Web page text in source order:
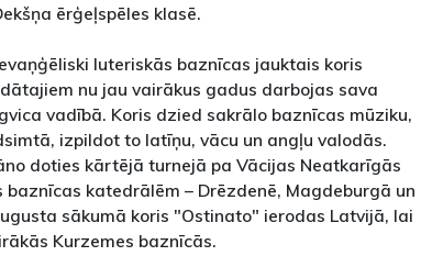
ērģeļspēles klasē.
luteriskās baznīcas jauktais koris
nu jau vairākus gadus darbojas sava
vadībā. Koris dzied sakrālo baznīcas mūziku,
izpildot to latīņu, vācu un angļu valodās.
doties kārtējā turnejā pa Vācijas Neatkarīgās
baznīcas katedrālēm – Drēzdenē, Magdeburgā un
sākumā koris "Ostinato" ierodas Latvijā, lai
Kurzemes baznīcās.